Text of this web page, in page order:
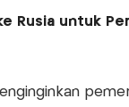
Rusia untuk